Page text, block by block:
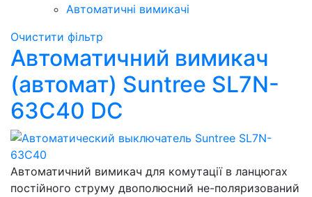
Автоматичні вимикачі
Очистити фільтр
Автоматичний вимикач
(автомат) Suntree SL7N-
63C40 DC
Автоматичний вимикач для комутації в ланцюгах
постійного струму двополюсний не-поляризований